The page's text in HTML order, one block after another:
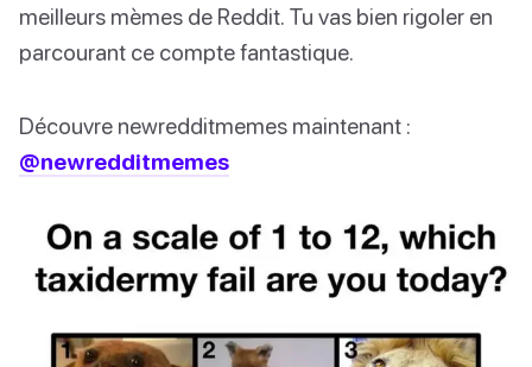
meilleurs mèmes de Reddit. Tu vas bien rigoler en
parcourant ce compte fantastique.
Découvre newredditmemes maintenant :
@newredditmemes